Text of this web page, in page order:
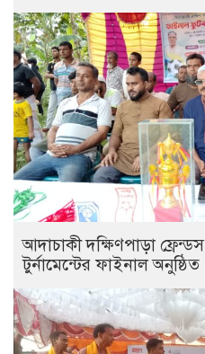
আদাচাকী দক্ষিণপাড়া
টুর্নামেন্টের ফাইনাল অনুষ্ঠিত